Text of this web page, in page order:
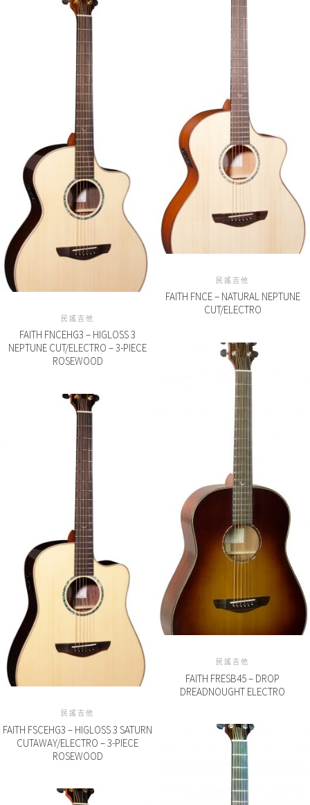
民謠吉他
FAITH FNCE – NATURAL NEPTUNE
CUT/ELECTRO
民謠吉他
FAITH FNCEHG3 – HIGLOSS 3
NEPTUNE CUT/ELECTRO – 3-PIECE
ROSEWOOD
民謠吉他
FAITH FRESB45 – DROP
DREADNOUGHT ELECTRO
民謠吉他
FAITH FSCEHG3 – HIGLOSS 3 SATURN
CUTAWAY/ELECTRO – 3-PIECE
ROSEWOOD